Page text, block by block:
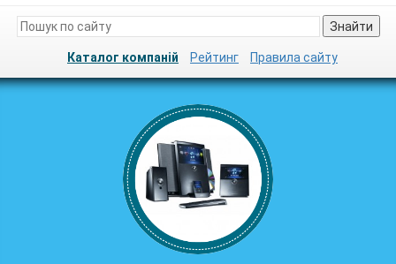
Знайти
Каталог компаній Рейтинг Правила сайту